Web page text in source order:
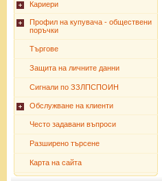
Кариери
Профил на купувача - обществени
поръчки
Търгове
Защита на личните данни
Сигнали по ЗЗЛПСПОИН
Обслужване на клиенти
Често задавани въпроси
Разширено търсене
Карта на сайта